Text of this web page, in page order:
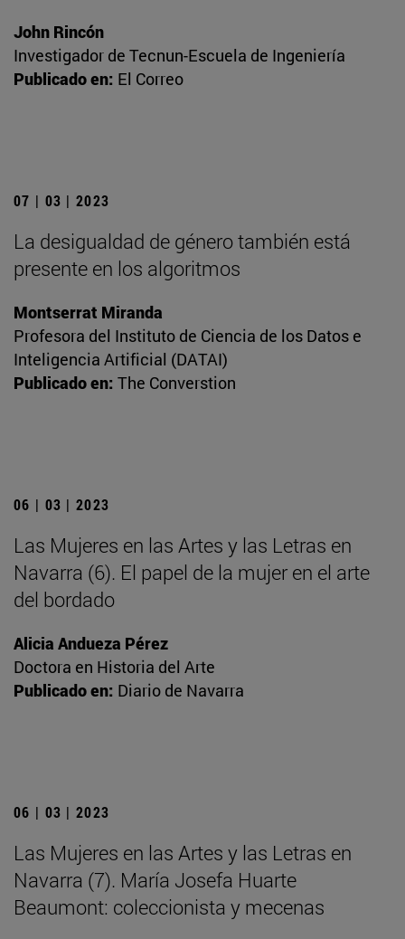
John Rincón
Investigador de Tecnun-Escuela de Ingeniería
Publicado en: El Correo
07 | 03 | 2023
La desigualdad de género también está
presente en los algoritmos
Montserrat Miranda
Profesora del Instituto de Ciencia de los Datos e
Inteligencia Artificial (DATAI)
Publicado en: The Converstion
06 | 03 | 2023
Las Mujeres en las Artes y las Letras en
Navarra (6). El papel de la mujer en el arte
del bordado
Alicia Andueza Pérez
Doctora en Historia del Arte
Publicado en: Diario de Navarra
06 | 03 | 2023
Las Mujeres en las Artes y las Letras en
Navarra (7). María Josefa Huarte
Beaumont: coleccionista y mecenas